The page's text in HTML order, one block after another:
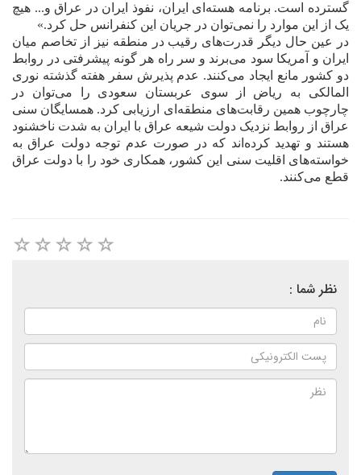
گسترده است. برنامه هسته‌اى ايران، نفوذ ايران در عراق و... هيچ
يک از اين موارد را نمى‌توان در جريان اين کنفرانس حل کرد.»
در عين حال ديگر قدرت‌هاى رقيب در منطقه نيز از تخاصم ميان
ايران و آمريکا سود مى‌برند و سر راه هر گونه پيشرفتى در روابط
دو کشور مانع ايجاد مى‌کنند. عدم پذيرش سفر هفته گذشته نورى
المالکى به رياض از سوى عربستان سعودى را مى‌توان در
چارچوب همين رقابت‌هاى منطقه‌اى ارزيابى کرد. همسايگان سنى
عراق از روابط نزديک دولت شيعه عراق با ايران به شدت ناخشنود
هستند و تهديد کرده‌اند که در صورت عدم توجه دولت عراق به
خواسته‌هاى اقليت سنى اين کشور، همکارى خود را با دولت عراق
قطع مى‌کنند.
نظر شما :